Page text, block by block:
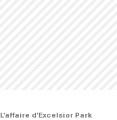
L'affaire d'Excelsior Park